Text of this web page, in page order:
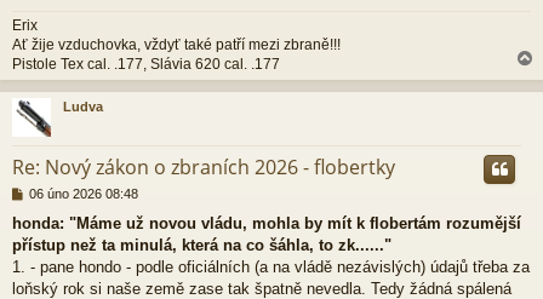
Erix
Ať žije vzduchovka, vždyť také patří mezi zbraně!!!
Pistole Tex cal. .177, Slávia 620 cal. .177
a
h
Ludva
Re: Nový zákon o zbraních 2026 - flobertky
P
í
s
p
ě
06 úno 2026 08:48
honda: "Máme už novou vládu, mohla by mít k flobertám rozumější
přístup než ta minulá, která na co šáhla, to zk......"
1. - pane hondo - podle oficiálních (a na vládě nezávislých) údajů třeba za
loňský rok si naše země zase tak špatně nevedla. Tedy žádná spálená